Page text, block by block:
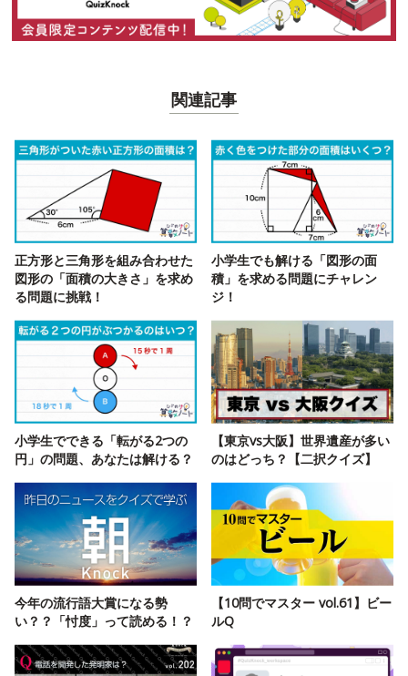
関連記事
正方形と三角形を組み合わせた
図形の「面積の大きさ」を求め
る問題に挑戦！
小学生でも解ける「図形の面
積」を求める問題にチャレン
ジ！
小学生でできる「転がる2つの
円」の問題、あなたは解ける？
【東京vs大阪】世界遺産が多い
のはどっち？【二択クイズ】
今年の流行語大賞になる勢
い？？「忖度」って読める！？
【10問でマスター vol.61】ビー
ルQ